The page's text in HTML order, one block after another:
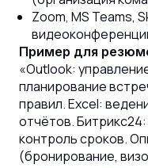
Zoom, MS Teams,
Пример для
«Outlook:
планирование
правил. Excel:
отчётов.
контроль сроков.
(бронирование,